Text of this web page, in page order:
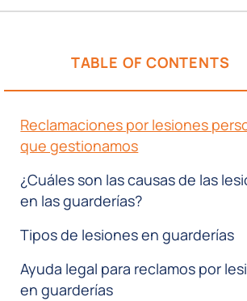
TABLE OF CONTENTS
Reclamaciones por lesiones
que gestionamos
¿Cuáles son las causas de las
en las guarderías?
Tipos de lesiones en guarderías
Ayuda legal para reclamos por
en guarderías